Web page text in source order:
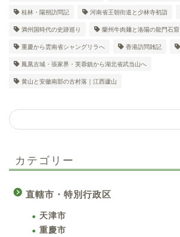
桂林・陽朔訪問記 河南省王朝街道と少林寺初詣
満州国時代の史跡巡り 蘭州牛肉麺と洛陽の龍門石窟
重慶から雲南省シャングリラへ 香港訪問雑記
鳳凰古城・張家界・芙蓉鎮から湖北省武当山へ
黄山と安徽南部の古村落｜江西廬山
カテゴリー
直轄市・特別行政区
天津市
重慶市